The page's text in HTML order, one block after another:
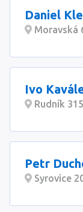
Daniel
Moravská
Ivo
Rudník
Petr
Syrovice